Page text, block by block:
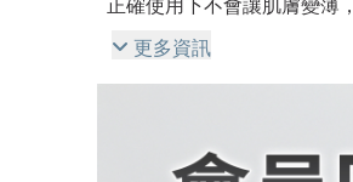
用頻率過高，可能出現脫
耐受度。
Q4：水楊酸和A醇/A醛
生，能相輔相成、促進肌
更多資訊